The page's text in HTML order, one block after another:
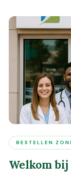
BESTELLEN
Welkom